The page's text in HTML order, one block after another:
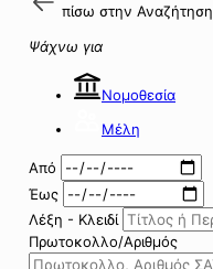
πίσω στην Αναζήτηση
Ψάχνω για
Νομοθεσία
Μέλη
Από
Έως
Λέξη - Κλειδί
Πρωτοκολλο/Αριθμός